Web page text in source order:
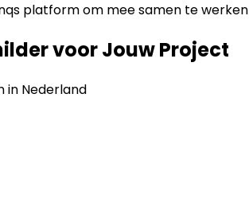
platform om mee samen te werken
voor Jouw Project
in Nederland